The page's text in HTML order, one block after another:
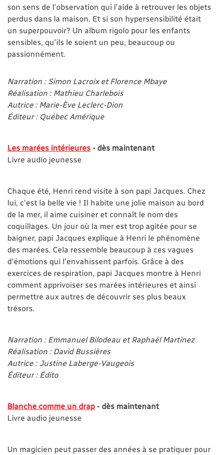
son sens de l’observation qui l’aide à retrouver les objets
perdus dans la maison. Et si son hypersensibilité était
un superpouvoir? Un album rigolo pour les enfants
sensibles, qu’ils le soient un peu, beaucoup ou
passionnément.
Narration : Simon Lacroix et Florence Mbaye
Réalisation : Mathieu Charlebois
Autrice : Marie-Ève Leclerc-Dion
Éditeur : Québec Amérique
Les marées intérieures - dès maintenant
Livre audio jeunesse
Chaque été, Henri rend visite à son papi Jacques. Chez
lui, c’est la belle vie ! Il habite une jolie maison au bord
de la mer, il aime cuisiner et connaît le nom des
coquillages. Un jour où la mer est trop agitée pour se
baigner, papi Jacques explique à Henri le phénomène
des marées. Cela ressemble beaucoup à ces vagues
d’émotions qui l’envahissent parfois. Grâce à des
exercices de respiration, papi Jacques montre à Henri
comment apprivoiser ses marées intérieures et ainsi
permettre aux autres de découvrir ses plus beaux
trésors.
Narration : Emmanuel Bilodeau et Raphaël Martinez
Réalisation : David Bussières
Autrice : Justine Laberge-Vaugeois
Éditeur : Édito
Blanche comme un drap - dès maintenant
Livre audio jeunesse
Un magicien peut passer des années à se pratiquer pour